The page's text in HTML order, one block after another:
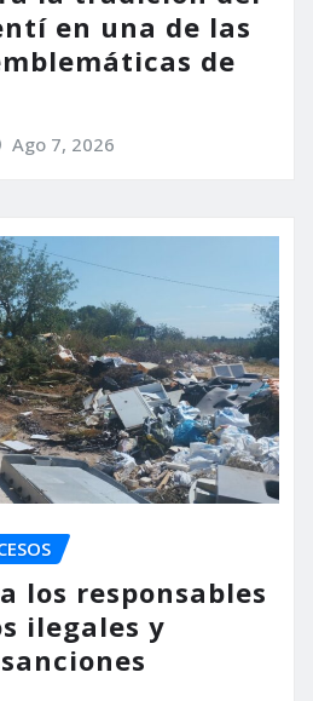
en una de las
de
Ago 7, 2026
los responsables
ilegales y